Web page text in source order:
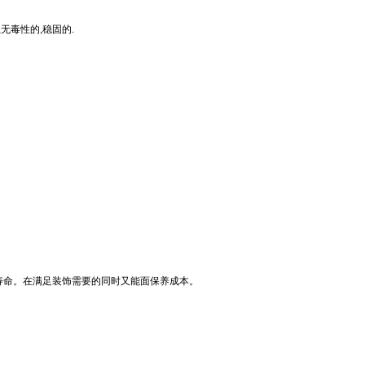
毒性的,稳固的.
。在满足装饰需要的同时又能面保养成本。